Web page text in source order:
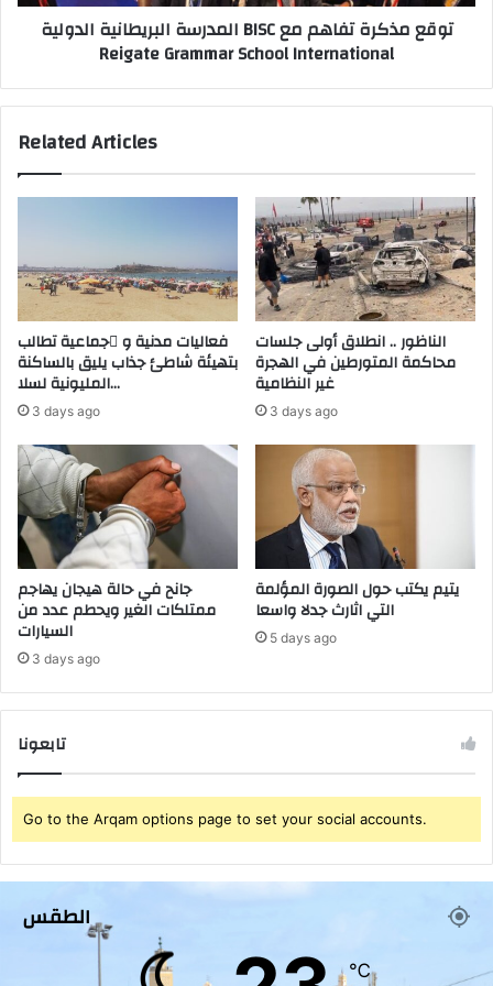
م
ا
م
ا
ل
س
ب
ق
ب
س
ل
ا
ل
و
ل
ة
B
S
C
ت
و
ق
ع
ذ
ك
ر
ة
ف
ه
ع
e
i
a
المدرسة البريطانية الدولية BISC توقع مذكرة تفاهم مع
Reigate Grammar School International
Related Articles
فعاليات مدنية و َجماعية تطالب
بتهيئة شاطئ جذاب يليق بالساكنة
المليونية لسلا…
3 days ago
الناظور .. انطلاق أولى جلسات
محاكمة المتورطين في الهجرة
غير النظامية
3 days ago
جانح في حالة هيجان يهاجم
ممتلكات الغير ويحطم عدد من
السيارات
3 days ago
يتيم يكتب حول الصورة المؤلمة
التي اثارث جدلا واسعا
5 days ago
تابعونا
Go to the Arqam options page to set your social accounts.
الطقس
℃